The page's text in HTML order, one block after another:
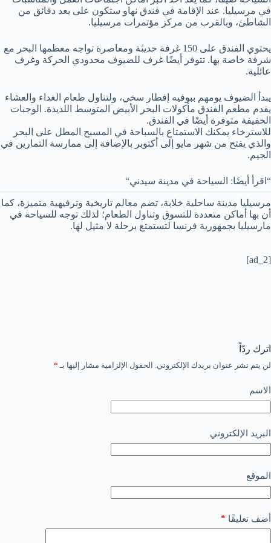
في مرسيليا. عند الإقامة في فندق نهاو ستكون على بعد دقائق من
الشاطئ، وبالقرب من مركز مؤتمرات مرسيليا.
يحتوي الفندق على 150 غرفة حديثة ومعاصرة تواجه معظمها البحر مع
شرفة خاصة بها. تتوفر أيضًا غرف للضيوف محدودي الحركة وغرف
عائلية.
يبدأ الضيوف يومهم ببوفيه إفطار سخي، ولتناول طعام الغداء والعشاء
يقدم مطعم الفندق مأكولات البحر الأبيض المتوسط اللذيذة. الوجبات
الخفيفة متوفرة أيضًا في الفندق.
للاسترخاء يمكنك الاستمتاع بالسباحة في المسبح المطل على البحر
والذي يفتح من شهر مايو إلى أكتوبر بالإضافة إلى ممارسة التمارين في
الجيم.
“اقرأ أيضًا: السياحة في مدينة سيدني“
مرسيليا مدينة ساحلية خلابة، تضم معالم تاريخية وترفيهية متميزة، كما
أن بها أماكن متعددة للتسوق وتناول الطعام؛ لذلك توجه للسياحة في
مارسيليا بجمهورية فرنسا لتستمتع برحلة لا مثيل لها.
[ad_2]
اترك ردّاً
لن يتم نشر عنوان بريدك الإلكتروني. الحقول الإلزامية مشار إليها بـ *
الاسم
البريد الإلكتروني
الموقع
أضف تعليقًا *